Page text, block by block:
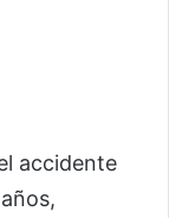
accidente